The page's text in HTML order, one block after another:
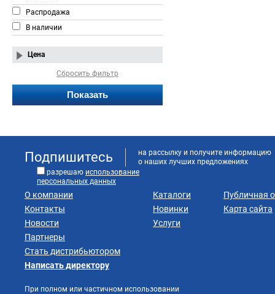
Распродажа
В наличии
Цена
Сбросить фильтр
Подпишитесь
на рассылку и получите информацию
о наших лучших предложениях
разрешаю использование
персональных данных
О компании
Контакты
Новости
Партнеры
Стать дистрибьютором
Каталоги
Новинки
Услуги
Публичная
Карта сайта
Написать директору
При полном или частичном использовании